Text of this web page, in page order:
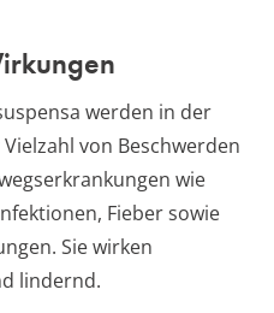
werden in der
von Beschwerden
wie
Fieber sowie
Sie wirken
lindernd.